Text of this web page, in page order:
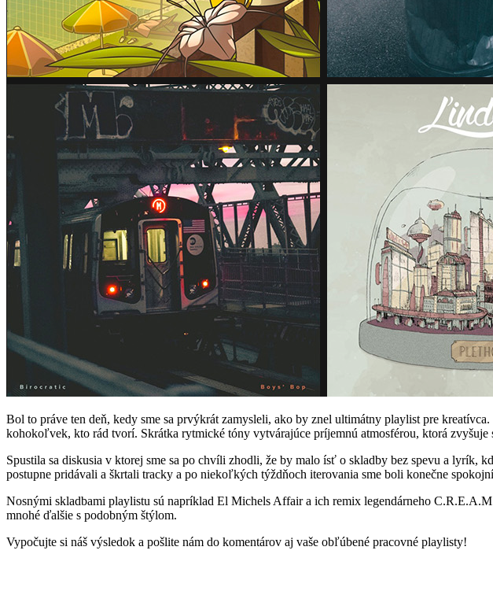
Bol to práve ten deň, kedy sme sa prvýkrát zamysleli, ako by znel ultimátny playlist pre
kohokoľvek, kto rád tvorí. Skrátka rytmické tóny vytvárajúce príjemnú atmosférou, ktorá zvyšuje
Spustila sa diskusia v ktorej sme sa po chvíli zhodli, že by malo ísť o skladby bez spevu a
postupne pridávali a škrtali tracky a po niekoľkých týždňoch iterovania sme boli konečne
Nosnými skladbami playlistu sú napríklad El Michels Affair a ich remix legendárneho
mnohé ďalšie s podobným štýlom.
Vypočujte si náš výsledok a pošlite nám do komentárov aj vaše obľúbené pracovné playlisty!